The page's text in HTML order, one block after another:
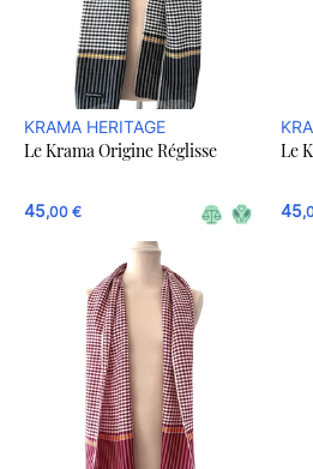
KRAMA HERITAGE
Le Krama Origine Réglisse
45,00 €
Le
45